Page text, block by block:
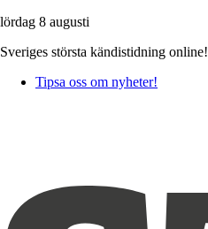
lördag 8 augusti
Sveriges största kändistidning online!
Tipsa oss om nyheter!